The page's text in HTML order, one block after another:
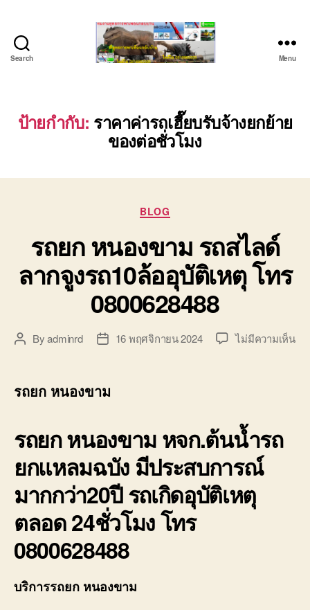
Search
ยก
ของ
หนัก
0818900005,
0800628488
Menu
ป้ายกำกับ: ราคาค่ารถเฮี๊ยบรับจ้างยกย้าย
ของต่อชั่วโมง
Categories
BLOG
รถยก หนองขาม รถสไลด์
ลากจูงรถ10ล้ออุบัติเหตุ โทร
0800628488
PostByadminrd
Post16 พฤศจิกายน 2024 ไม่มีความเห็นบน
รถยก หนองขาม
รถยก หนองขาม หจก.ต้นน้ำรถ
ยกแหลมฉบัง มีประสบการณ์
มากกว่า20ปี รถเกิดอุบัติเหตุ
ตลอด 24ชั่วโมง โทร
0800628488
บริการรถยก หนองขาม